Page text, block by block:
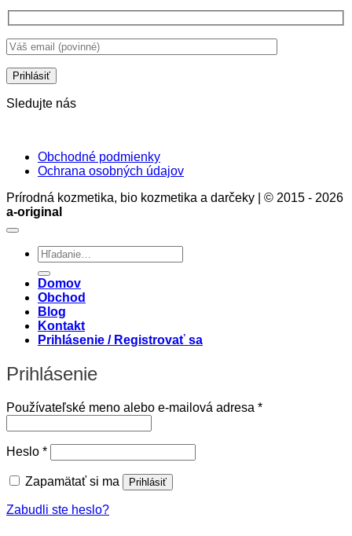
Sledujte nás
Obchodné podmienky
Ochrana osobných údajov
Prírodná kozmetika, bio kozmetika a darčeky | © 2015 - 2026
a-original
Hľadať:
Domov
Obchod
Blog
Kontakt
Prihlásenie / Registrovať sa
Prihlásenie
Používateľské meno alebo e-mailová adresa *Povinné
Heslo *Povinné
Zapamätať si ma Prihlásiť
Zabudli ste heslo?